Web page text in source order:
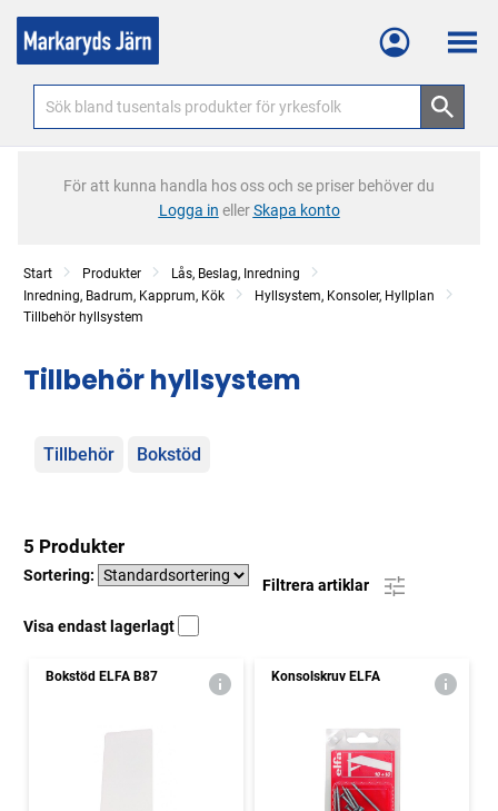
Meny
För att kunna handla hos oss och se priser behöver du
Logga in ellerSkapa konto
Start Produkter
Lås, Beslag, Inredning
Inredning, Badrum, Kapprum, Kök
Hyllsystem, Konsoler, Hyllplan
Tillbehör hyllsystem
Tillbehör hyllsystem
Kategorier
Tillbehör Bokstöd
5 Produkter
Sortering:
Filtrera artiklar
Visa endast lagerlagt
Bokstöd ELFA B87 Konsolskruv ELFA